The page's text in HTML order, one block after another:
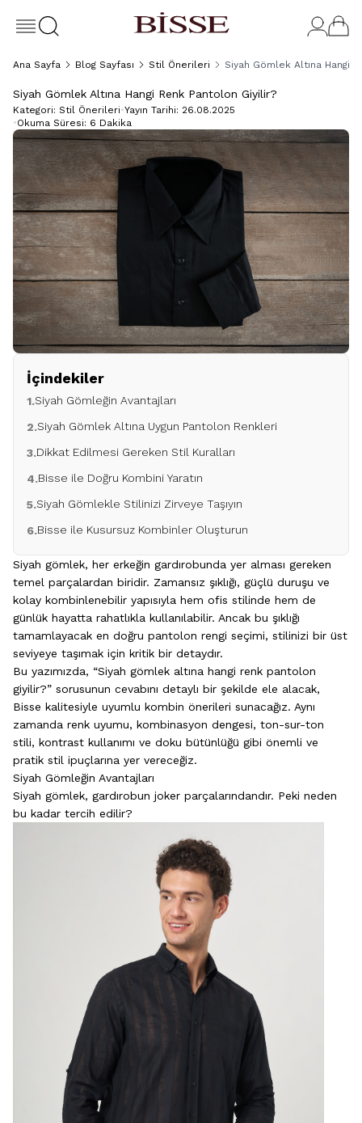
Ana Sayfa Blog Sayfası Stil Önerileri Siyah Gömlek Altına Hangi
Siyah Gömlek Altına Hangi Renk Pantolon Giyilir?
Kategori: Stil Önerileri•Yayın Tarihi: 26.08.2025
•Okuma Süresi: 6 Dakika
İçindekiler
1.Siyah Gömleğin Avantajları
2.Siyah Gömlek Altına Uygun Pantolon Renkleri
3.Dikkat Edilmesi Gereken Stil Kuralları
4.Bisse ile Doğru Kombini Yaratın
5.Siyah Gömlekle Stilinizi Zirveye Taşıyın
6.Bisse ile Kusursuz Kombinler Oluşturun
Siyah gömlek, her erkeğin gardırobunda yer alması gereken
temel parçalardan biridir. Zamansız şıklığı, güçlü duruşu ve
kolay kombinlenebilir yapısıyla hem ofis stilinde hem de
günlük hayatta rahatlıkla kullanılabilir. Ancak bu şıklığı
tamamlayacak en doğru pantolon rengi seçimi, stilinizi bir üst
seviyeye taşımak için kritik bir detaydır.
Bu yazımızda, “Siyah gömlek altına hangi renk pantolon
giyilir?” sorusunun cevabını detaylı bir şekilde ele alacak,
Bisse kalitesiyle uyumlu kombin önerileri sunacağız. Aynı
zamanda renk uyumu, kombinasyon dengesi, ton-sur-ton
stili, kontrast kullanımı ve doku bütünlüğü gibi önemli ve
pratik stil ipuçlarına yer vereceğiz.
Siyah Gömleğin Avantajları
Siyah gömlek, gardırobun joker parçalarındandır. Peki neden
bu kadar tercih edilir?